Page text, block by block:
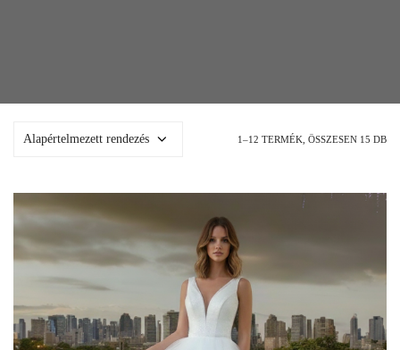
1–12 TERMÉK, ÖSSZESEN 15 DB